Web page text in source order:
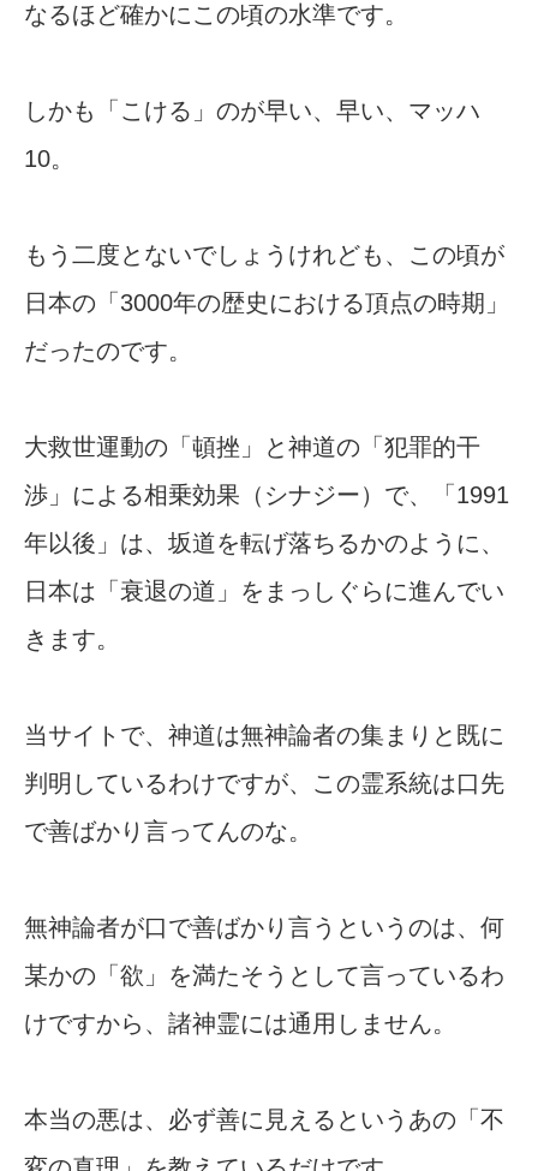
なるほど確かにこの頃の水準です。
しかも「こける」のが早い、早い、マッハ
10。
もう二度とないでしょうけれども、この頃が
日本の「3000年の歴史における頂点の時期」
だったのです。
大救世運動の「頓挫」と神道の「犯罪的干
渉」による相乗効果（シナジー）で、「1991
年以後」は、坂道を転げ落ちるかのように、
日本は「衰退の道」をまっしぐらに進んでい
きます。
当サイトで、神道は無神論者の集まりと既に
判明しているわけですが、この霊系統は口先
で善ばかり言ってんのな。
無神論者が口で善ばかり言うというのは、何
某かの「欲」を満たそうとして言っているわ
けですから、諸神霊には通用しません。
本当の悪は、必ず善に見えるというあの「不